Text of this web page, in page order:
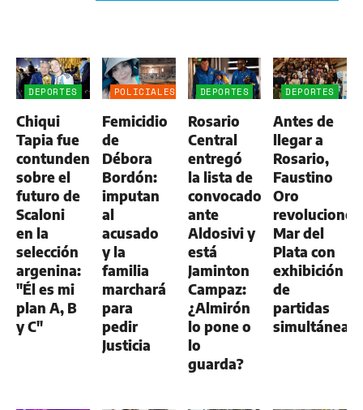
DEPORTES
Chiqui
Tapia fue
contundente
sobre el
futuro de
Scaloni
en la
selección
argenina:
"Él es mi
plan A, B
y C"
POLICIALES
Femicidio
de
Débora
Bordón:
imputan
al
acusado
y la
familia
marchará
para
pedir
Justicia
DEPORTES
Rosario
Central
entregó
la lista de
convocados
ante
Aldosivi y
está
Jaminton
Campaz:
¿Almirón
lo pone o
lo
guarda?
DEPORTES
Antes de
llegar a
Rosario,
Faustino
Oro
revolucionó
Mar del
Plata con
exhibición
de
partidas
simultáneas